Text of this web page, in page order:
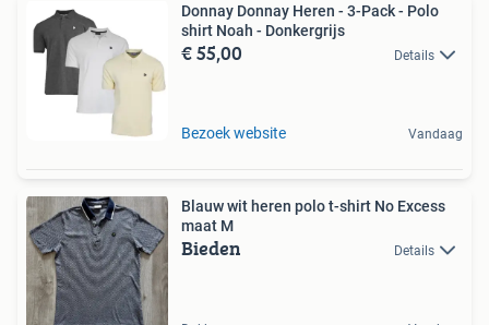
Donnay Donnay Heren - 3-Pack - Polo
shirt Noah - Donkergrijs
€ 55,00 Details
Bezoek website Vandaag
Blauw wit heren polo t-shirt No Excess
maat M
Bieden Details